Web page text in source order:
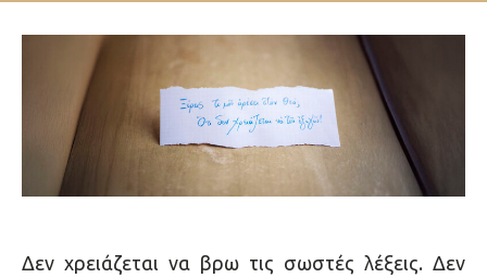
Δεν χρειάζεται να βρω τις σωστές λέξεις. Δεν